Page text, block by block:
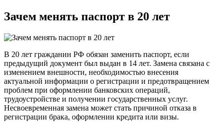
Зачем менять паспорт в 20 лет
В 20 лет гражданин РФ обязан заменить паспорт, если
предыдущий документ был выдан в 14 лет. Замена связана с
изменением внешности, необходимостью внесения
актуальной информации о регистрации и предотвращением
проблем при оформлении банковских операций,
трудоустройстве и получении государственных услуг.
Несвоевременная замена может стать причиной отказа в
регистрации брака, оформлении кредита или визы.